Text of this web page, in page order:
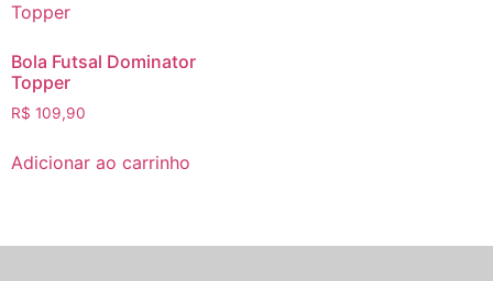
Bola Futsal Dominator
Topper
R$ 109,90
Adicionar ao carrinho